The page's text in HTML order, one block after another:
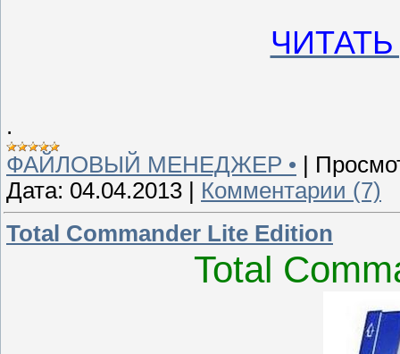
.
ФАЙЛОВЫЙ МЕНЕДЖЕР •
Дата: 04.04.2013
Комментарии (7)
Total Commander Lite Edition
Total